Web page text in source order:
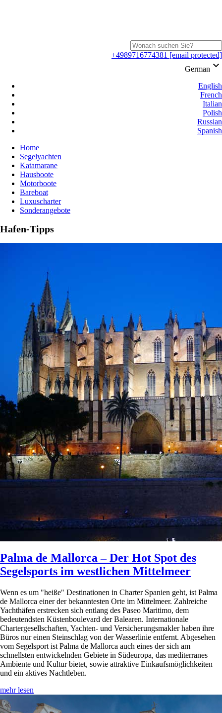
+4989716774381 [email protected]
German keyboard_arrow_down
English
French
Italian
Polish
Russian
Spanish
Home
Segelyachten
Katamarane
Hausboote
Motorboote
Bareboat
Luxuscharter
Sonderangebote
Hafen-Tipps
Palma de Mallorca – Der Hot Spot des
Segelsports im westlichen Mittelmeer
Wenn es um "heiße" Destinationen in Charter Spanien geht, ist Palma
de Mallorca einer der bekanntesten Orte im Mittelmeer. Zahlreiche
Yachthäfen erstrecken sich entlang des Paseo Maritimo, dem
bedeutendsten Küstenboulevard der Balearen. Internationale
Chartergesellschaften, Yachten- und Versicherungsmakler haben ihre
Büros nur einen Steinschlag von der Wasserlinie entfernt. Abgesehen
vom Segelsport ist Palma de Mallorca auch eines der sich am
schnellsten entwickelnden Gebiete in Südeuropa, das mediterranes
Ambiente und Kultur bietet, sowie attraktive Einkaufsmöglichkeiten
und ein aktives Nachtleben.
mehr lesen